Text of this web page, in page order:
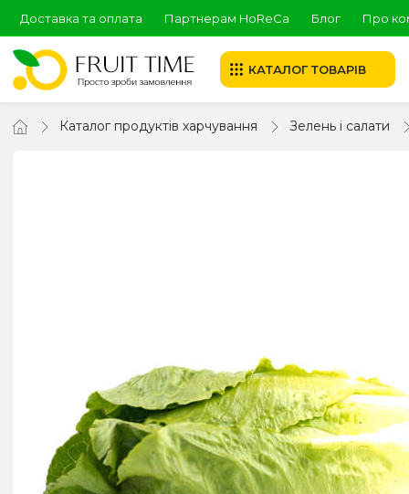
Доставка та оплата Партнерам HoReCa Блог Про
КАТАЛОГ ТОВАРІВ
Каталог продуктів харчування Зелень і салати